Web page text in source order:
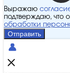
Выражаю
подтверждаю, что
обработки
Отправить